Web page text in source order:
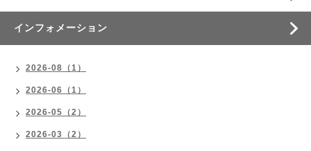
インフォメーション
2026-08（1）
2026-06（1）
2026-05（2）
2026-03（2）